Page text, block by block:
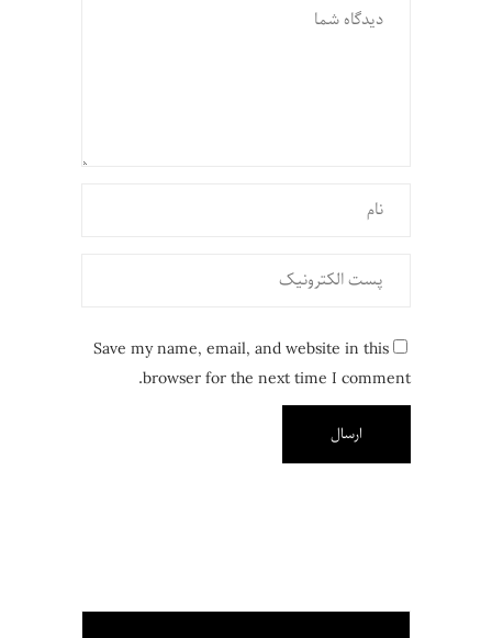
Save my name, email, and website in this
browser for the next time I comment.